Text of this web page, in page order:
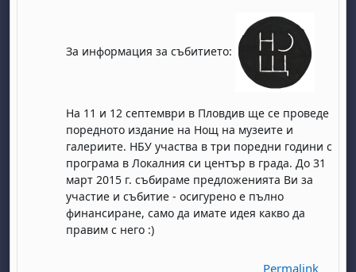
За информация за събитието:
На 11 и 12 септември в Пловдив ще се проведе
поредното издание на Нощ на музеите и
галериите. НБУ участва в три поредни години с
програма в Локалния си център в града. До 31
март 2015 г. събираме предложенията Ви за
участие и събитие - осигурено е пълно
финансиране, само да имате идея какво да
правим с него :)
Permalink